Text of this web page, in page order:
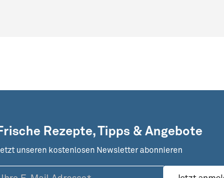
Rezepte, Tipps & Angebote
unseren kostenlosen Newsletter abonnieren